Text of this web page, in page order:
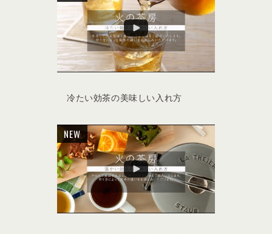
冷たい効茶の美味しい入れ方
NEW